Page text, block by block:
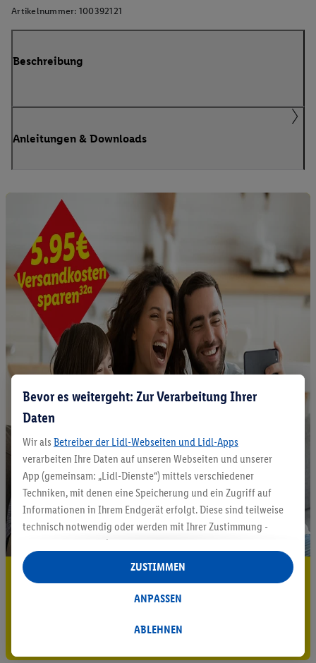
Artikelnummer: 100392121
Beschreibung
Anleitungen & Downloads
5.95 € Versand sparen³²ᵃ
Jetzt zum Newsletter anmelden
Gutschein sichern!
Bevor es weitergeht: Zur Verarbeitung Ihrer
Daten
Wir als Betreiber der Lidl-Webseiten und Lidl-Apps
verarbeiten Ihre Daten auf unseren Webseiten und unserer
App (gemeinsam: „Lidl-Dienste“) mittels verschiedener
Techniken, mit denen eine Speicherung und ein Zugriff auf
Informationen in Ihrem Endgerät erfolgt. Diese sind teilweise
technisch notwendig oder werden mit Ihrer Zustimmung -
auch durch Partner (u.a.
Verantwortliche; im Zusammenhang mit dem IAB TCF
insgesamt
Statistik-Erstellung oder für personalisierte Werbung
Datenverarbeitungen für personalisierte Werbung werden
ABLEHNEN
ANPASSEN
ZUSTIMMEN